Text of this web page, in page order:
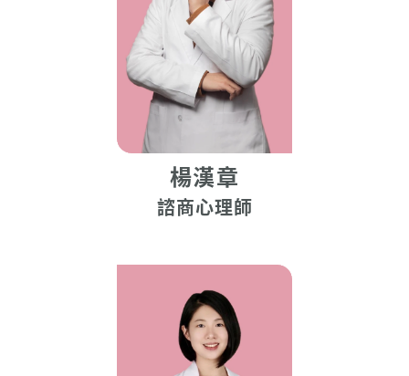
楊漢章
諮商心理師